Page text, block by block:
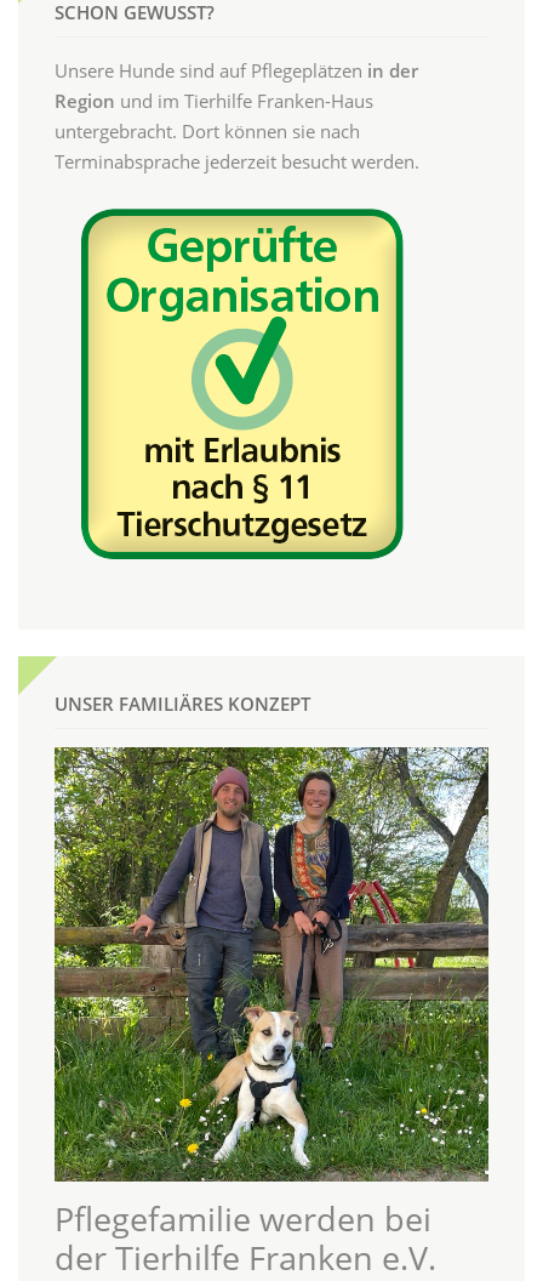
SCHON GEWUSST?
Unsere Hunde sind auf Pflegeplätzen in der
Region und im Tierhilfe Franken-Haus
untergebracht. Dort können sie nach
Terminabsprache jederzeit besucht werden.
UNSER FAMILIÄRES KONZEPT
Pflegefamilie werden bei
der Tierhilfe Franken e.V.